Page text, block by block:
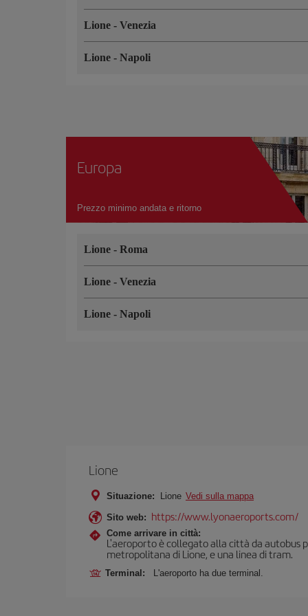
Lione - Venezia
Lione - Napoli
Europa
Prezzo minimo andata e ritorno
Lione - Roma
Lione - Venezia
Lione - Napoli
Lione
Situazione: Lione Vedi sulla mappa
Sito web: https://www.lyonaeroports.com/
Come arrivare in città:
L'aeroporto è collegato alla città da autobus
metropolitana di Lione, e una linea di tram.
Terminal: L'aeroporto ha due terminal.